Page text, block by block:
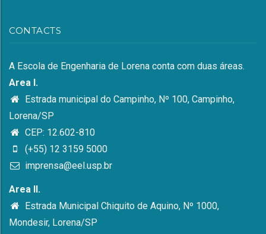
CONTACTS
A Escola de Engenharia de Lorena conta com duas áreas.
Area I.
Estrada municipal do Campinho, Nº 100, Campinho,
Lorena/SP
CEP: 12.602-810
(+55) 12 3159 5000
imprensa@eel.usp.br
Area II.
Estrada Municipal Chiquito de Aquino, Nº 1000,
Mondesir, Lorena/SP